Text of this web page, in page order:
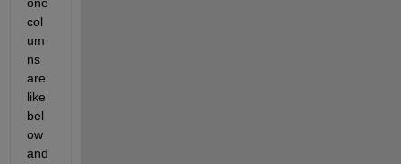
col
um
ns
are
like
bel
ow
and